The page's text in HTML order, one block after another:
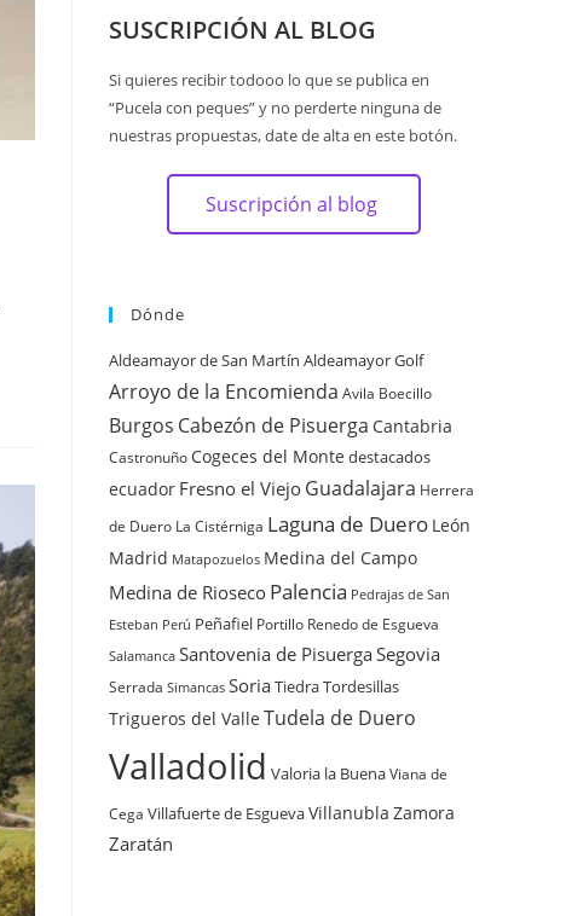
SUSCRIPCIÓN AL BLOG
Si quieres recibir todooo lo que se publica en
“Pucela con peques” y no perderte ninguna de
nuestras propuestas, date de alta en este botón.
Suscripción al blog
Dónde
Aldeamayor de San Martín Aldeamayor Golf
Arroyo de la Encomienda Avila Boecillo
Burgos Cabezón de Pisuerga Cantabria
Castronuño Cogeces del Monte destacados
ecuador Fresno el Viejo Guadalajara Herrera
de Duero La Cistérniga Laguna de Duero León
Madrid Matapozuelos Medina del Campo
Medina de Rioseco Palencia Pedrajas de San
Esteban Perú Peñafiel Portillo Renedo de Esgueva
Salamanca Santovenia de PisuergaSegovia
Serrada Simancas SoriaTiedraTordesillas
Trigueros del Valle Tudela de Duero
Valladolid Valoria la Buena Viana de
Cega Villafuerte de EsguevaVillanubla Zamora
Zaratán